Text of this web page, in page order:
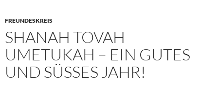
FREUNDESKREIS
SHANAH TOVAH
UMETUKAH – EIN GUTES
UND SÜSSES JAHR!